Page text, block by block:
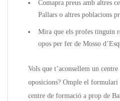
Comapra preus amb altres
Pallars o altres poblacions
Mira que els profes tinguin
opos per fer de Mosso
Vols que t’aconsellem un
oposicions? Omple el formulari
centre de formació a prop de